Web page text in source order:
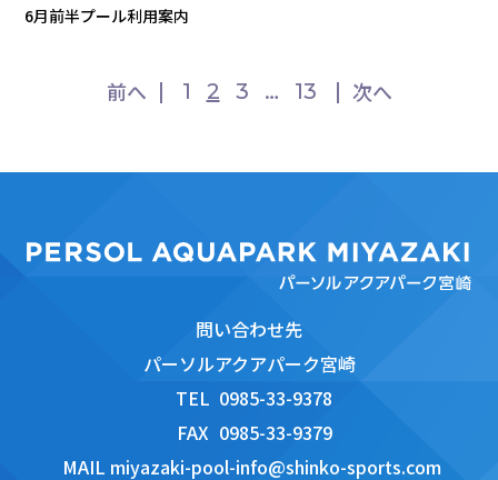
6月前半プール利用案内
前へ 1 2 3 … 13 次へ
問い合わせ先
パーソルアクアパーク宮崎
TEL 0985-33-9378
FAX 0985-33-9379
MAIL miyazaki-pool-info@shinko-sports.com